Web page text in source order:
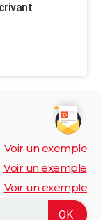
Voir un exemple
Voir un exemple
Voir un exemple